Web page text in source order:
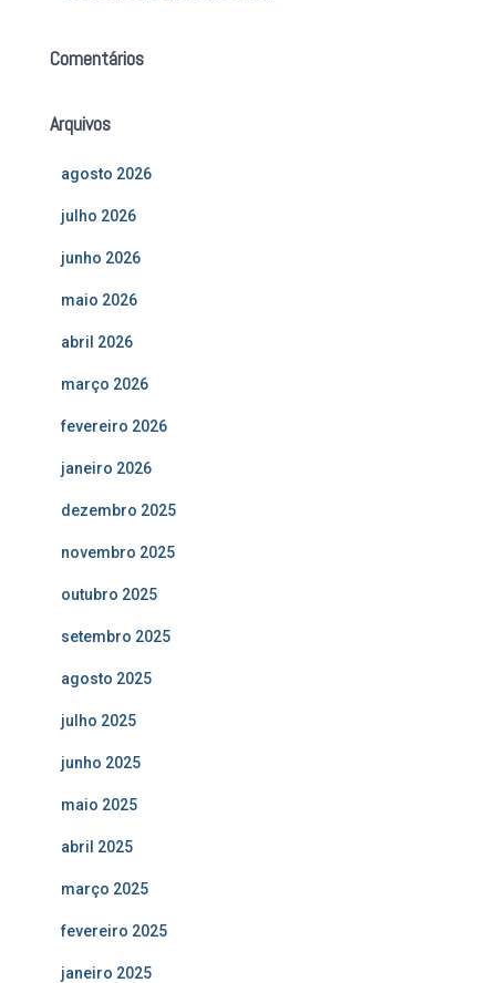
Comentários
Arquivos
agosto 2026
julho 2026
junho 2026
maio 2026
abril 2026
março 2026
fevereiro 2026
janeiro 2026
dezembro 2025
novembro 2025
outubro 2025
setembro 2025
agosto 2025
julho 2025
junho 2025
maio 2025
abril 2025
março 2025
fevereiro 2025
janeiro 2025